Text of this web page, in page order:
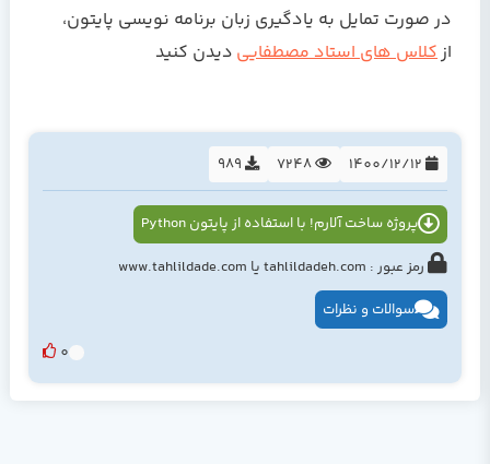
در صورت تمایل به یادگیری زبان برنامه نویسی پایتون،
ازکلاس های استاد مصطفایی دیدن کنید
7248
989
پروژه ساخت آلارم! با استفاده از پایتون Python
رمز عبور : tahlildadeh.com یا www.tahlildade.com
سوالات و نظرات
0